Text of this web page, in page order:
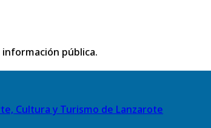
información pública.
Cultura y Turismo de Lanzarote